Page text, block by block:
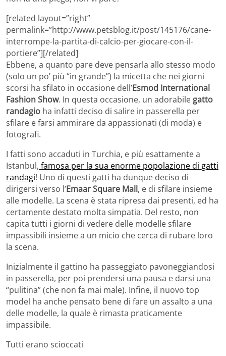
[related layout=”right”
permalink=”http://www.petsblog.it/post/145176/cane-
interrompe-la-partita-di-calcio-per-giocare-con-il-
portiere”][/related]
Ebbene, a quanto pare deve pensarla allo stesso modo
(solo un po’ più “in grande”) la micetta che nei giorni
scorsi ha sfilato in occasione dell’Esmod International
Fashion Show. In questa occasione, un adorabile gatto
randagio ha infatti deciso di salire in passerella per
sfilare e farsi ammirare da appassionati (di moda) e
fotografi.
I fatti sono accaduti in Turchia, e più esattamente a
Istanbul, famosa per la sua enorme popolazione di gatti
randagi! Uno di questi gatti ha dunque deciso di
dirigersi verso l’Emaar Square Mall, e di sfilare insieme
alle modelle. La scena è stata ripresa dai presenti, ed ha
certamente destato molta simpatia. Del resto, non
capita tutti i giorni di vedere delle modelle sfilare
impassibili insieme a un micio che cerca di rubare loro
la scena.
Inizialmente il gattino ha passeggiato pavoneggiandosi
in passerella, per poi prendersi una pausa e darsi una
“pulitina” (che non fa mai male). Infine, il nuovo top
model ha anche pensato bene di fare un assalto a una
delle modelle, la quale è rimasta praticamente
impassibile.
Tutti erano scioccati